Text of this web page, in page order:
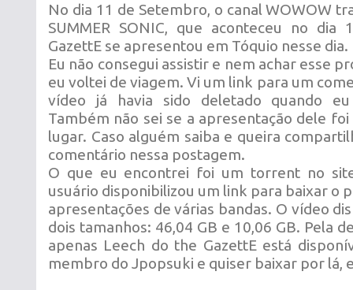
No dia 11 de Setembro, o canal WOWOW
SUMMER SONIC, que aconteceu no dia
GazettE se apresentou em Tóquio nesse dia.
Eu não consegui assistir e nem achar esse
eu voltei de viagem. Vi um link para um
vídeo já havia sido deletado quando
Também não sei se a apresentação dele
lugar. Caso alguém saiba e queira
comentário nessa postagem.
O que eu encontrei foi um torrent no
usuário disponibilizou um link para baixar o
apresentações de várias bandas. O vídeo
dois tamanhos: 46,04 GB e 10,06 GB. Pela
apenas Leech do the GazettE está
membro do Jpopsuki e quiser baixar por lá,